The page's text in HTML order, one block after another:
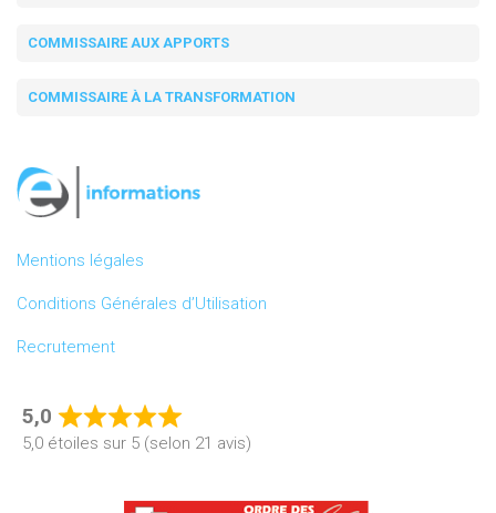
COMMISSAIRE AUX APPORTS
COMMISSAIRE À LA TRANSFORMATION
Mentions légales
Conditions Générales d’Utilisation
Recrutement
5,0
Rated
5,0
of
5,0 étoiles sur 5 (selon 21 avis)